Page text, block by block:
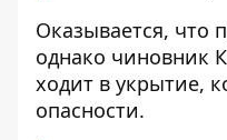
Оказывается, что
однако чиновник
ходит в укрытие,
опасности.